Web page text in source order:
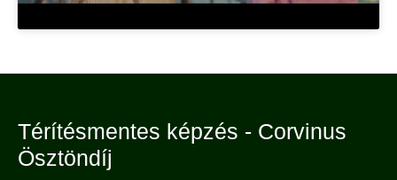
Térítésmentes képzés - Corvinus
Ösztöndíj